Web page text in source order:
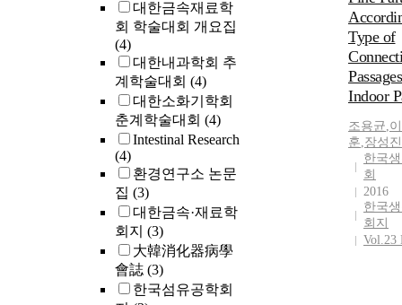
대한금속재료학
회 학술대회 개요집
(4)
대한내과학회 추
계학술대회 (4)
대한소화기학회
춘계학술대회 (4)
Intestinal Research
(4)
환경연구소 논문
집 (3)
대한금속·재료학
회지 (3)
大韓消化器病學
會誌 (3)
한국섬유공학회
Type of
Indoor
조용균,
훈,장성진
한국
회
2016
한국
회지
Vol.23